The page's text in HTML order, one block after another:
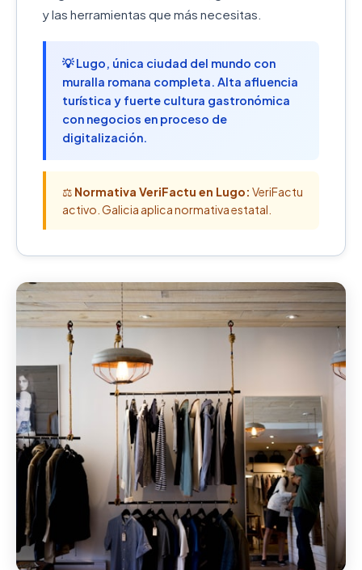
y las herramientas que más necesitas.
💡 Lugo, única ciudad del mundo con
muralla romana completa. Alta afluencia
turística y fuerte cultura gastronómica
con negocios en proceso de
digitalización.
⚖️ Normativa VeriFactu en Lugo: VeriFactu
activo. Galicia aplica normativa estatal.